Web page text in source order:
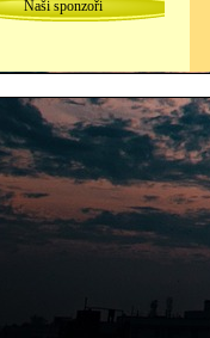
Naši sponzoři